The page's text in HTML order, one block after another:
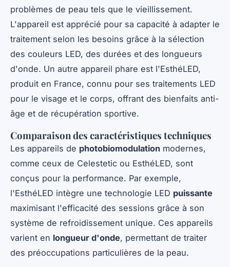
problèmes de peau tels que le vieillissement.
L'appareil est apprécié pour sa capacité à adapter le
traitement selon les besoins grâce à la sélection
des couleurs LED, des durées et des longueurs
d'onde. Un autre appareil phare est l'EsthéLED,
produit en France, connu pour ses traitements LED
pour le visage et le corps, offrant des bienfaits anti-
âge et de récupération sportive.
Comparaison des caractéristiques techniques
Les appareils de photobiomodulation modernes,
comme ceux de Celestetic ou EsthéLED, sont
conçus pour la performance. Par exemple,
l'EsthéLED intègre une technologie LED puissante
maximisant l'efficacité des sessions grâce à son
système de refroidissement unique. Ces appareils
varient en longueur d'onde, permettant de traiter
des préoccupations particulières de la peau.